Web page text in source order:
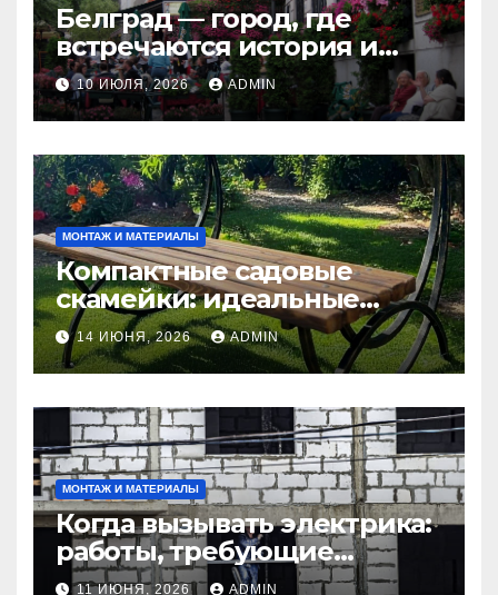
Белград — город, где
встречаются история и
современность
10 ИЮЛЯ, 2026 ADMIN
МОНТАЖ И МАТЕРИАЛЫ
Компактные садовые
скамейки: идеальные
решения Madmetal.ru для
маленьких участков
14 ИЮНЯ, 2026 ADMIN
МОНТАЖ И МАТЕРИАЛЫ
Когда вызывать электрика:
работы, требующие
профессионала Электрик
11 ИЮНЯ, 2026 ADMIN